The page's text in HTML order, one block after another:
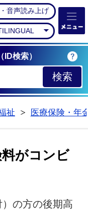
市公式ホームペー
音声読み上げ
検索）
祉
医療保険・年
がコンビ
の方の後期高